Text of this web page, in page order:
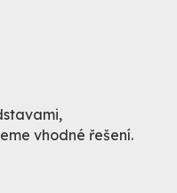
vhodné řešení.